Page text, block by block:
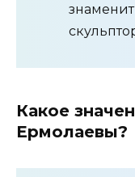
Какое
Ермолаевы?